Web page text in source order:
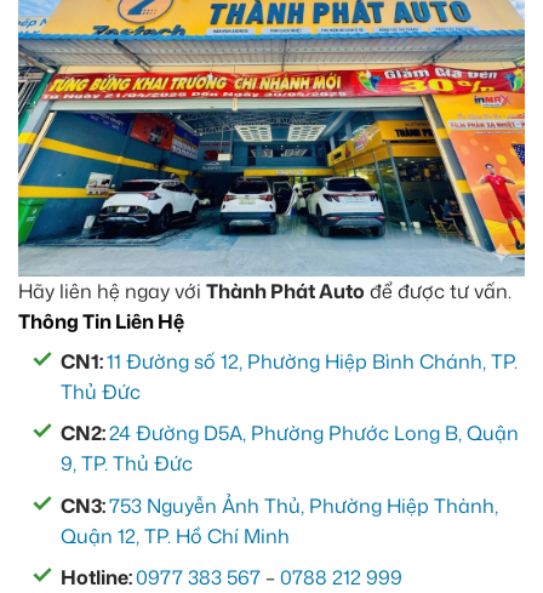
Hãy liên hệ ngay với Thành Phát Auto để được tư vấn.
Thông Tin Liên Hệ
CN1:11 Đường số 12, Phường Hiệp Bình Chánh, TP.
Thủ Đức
CN2:24 Đường D5A, Phường Phước Long B, Quận
9, TP. Thủ Đức
CN3:753 Nguyễn Ảnh Thủ, Phường Hiệp Thành,
Quận 12, TP. Hồ Chí Minh
Hotline:0977 383 567 –0788 212 999